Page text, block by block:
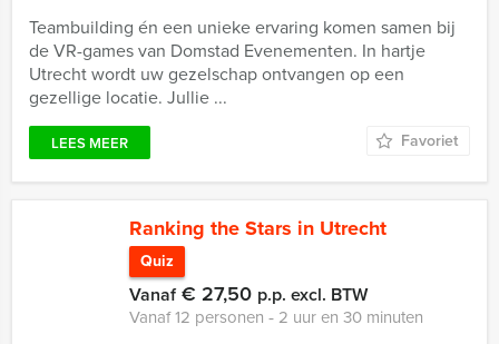
Teambuilding én een unieke ervaring komen samen bij
de VR-games van Domstad Evenementen. In hartje
Utrecht wordt uw gezelschap ontvangen op een
gezellige locatie. Jullie ...
LEES MEER Favoriet
Ranking the Stars in Utrecht
Quiz
Vanaf€ 27,50 p.p. excl. BTW
Vanaf 12 personen ‐ 2 uur en 30 minuten